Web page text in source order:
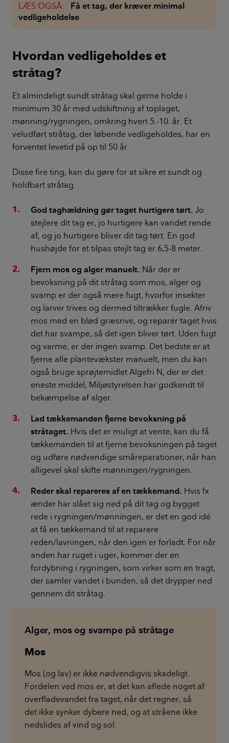
LÆS OGSÅ:
Få et tag, der kræver minimal
vedligeholdelse
Hvordan vedligeholdes et
stråtag?
Et almindeligt sundt stråtag skal gerne holde i
minimum 30 år med udskiftning af toplaget,
mønning/rygningen, omkring hvert 5.-10. år. Et
veludført stråtag, der løbende vedligeholdes, har en
forventet levetid på op til 50 år.
Disse fire ting, kan du gøre for at sikre et sundt og
holdbart stråtag.
God taghældning gør taget hurtigere tørt. Jo
stejlere dit tag er, jo hurtigere kan vandet rende
af, og jo hurtigere bliver dit tag tørt. En god
hushøjde for et tilpas stejlt tag er 6,5-8 meter.
Fjern mos og alger manuelt. Når der er
bevoksning på dit stråtag som mos, alger og
svamp er der også mere fugt, hvorfor insekter
og larver trives og dermed tiltrækker fugle. Afriv
mos med en blød græsrive, og reparér taget hvis
det har svampe, så det igen bliver tørt. Uden fugt
og varme, er der ingen svamp. Det bedste er at
fjerne alle plantevækster manuelt, men du kan
også bruge sprøjtemidlet Algefri N, der er det
eneste middel, Miljøstyrelsen har godkendt til
bekæmpelse af alger.
Lad tækkemanden fjerne bevoksning på
stråtaget. Hvis det er muligt at vente, kan du få
tækkemanden til at fjerne bevoksningen på taget
og udføre nødvendige småreparationer, når han
alligevel skal skifte mønningen/rygningen.
Reder skal repareres af en tækkemand. Hvis fx
ænder har slået sig ned på dit tag og bygget
rede i rygningen/mønningen, er det en god idé
at få en tækkemand til at reparere
reden/lavningen, når den igen er forladt. For når
anden har ruget i uger, kommer der en
fordybning i rygningen, som virker som en tragt,
der samler vandet i bunden, så det drypper ned
gennem dit stråtag.
Alger, mos og svampe på stråtage
Mos
Mos (og lav) er ikke nødvendigvis skadeligt.
Fordelen ved mos er, at det kan aflede noget af
overfladevandet fra taget, når det regner, så
det ikke synker dybere ned, og at stråene ikke
nedslides af vind og sol.